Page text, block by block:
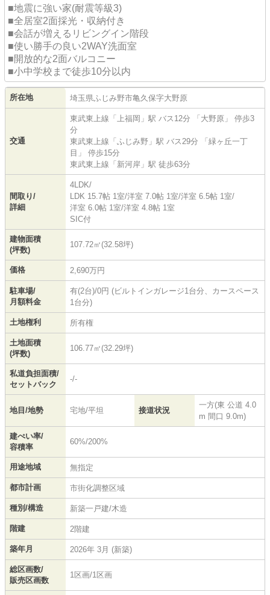
■地震に強い家(耐震等級3)
■全居室2面採光・収納付き
■会話が増えるリビングイン階段
■使い勝手の良い2WAY洗面室
■開放的な2面バルコニー
■小中学校まで徒歩10分以内
所在地 埼玉県ふじみ野市亀久保字大野原
交通
東武東上線 「 上福岡 」駅 バス12分 「大野原」 停歩3
分
東武東上線 「 ふじみ野 」駅 バス29分 「緑ヶ丘一丁
目」 停歩15分
東武東上線 「 新河岸 」駅 徒歩63分
間取り/
詳細
4LDK/
LDK 15.7帖 1室/洋室 7.0帖 1室/洋室 6.5帖 1室/
洋室 6.0帖 1室/洋室 4.8帖 1室
SIC付
建物面積
(坪数)
107.72㎡(32.58坪)
価格 2,690万円
駐車場/
月額料金
有(2台)/0円 (ビルトインガレージ1台分、カースペース
1台分)
土地権利 所有権
土地面積
(坪数)
106.77㎡(32.29坪)
私道負担面積/
セットバック
-/-
地目/地勢 宅地/平坦 接道状況
一方(東 公道 4.0
m 間口 9.0m)
建ぺい率/
容積率
60%/200%
用途地域 無指定
都市計画 市街化調整区域
種別/構造 新築一戸建/木造
階建 2階建
築年月 2026年 3月 (新築)
総区画数/
販売区画数
1区画/1区画